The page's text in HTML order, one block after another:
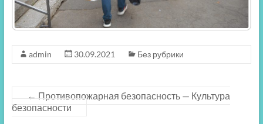
admin 30.09.2021 Без рубрики
← Противопожарная безопасность — Культура
безопасности